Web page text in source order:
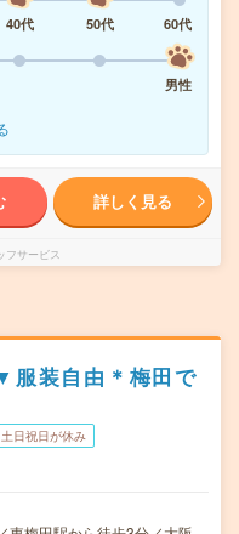
40代 50代
60代
男性
詳しく見る
フサービス
服装自由＊梅田で
土日祝日が休み